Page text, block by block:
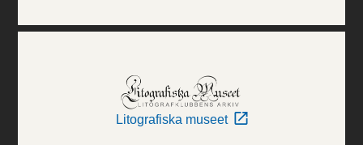
Litografiska museet